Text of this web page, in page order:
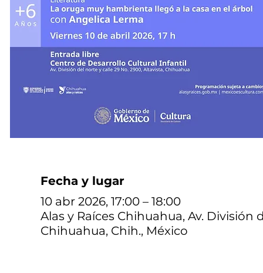
Fecha y lugar
10 abr 2026, 17:00 – 18:00
Alas y Raíces Chihuahua, Av. División
Chihuahua, Chih., México